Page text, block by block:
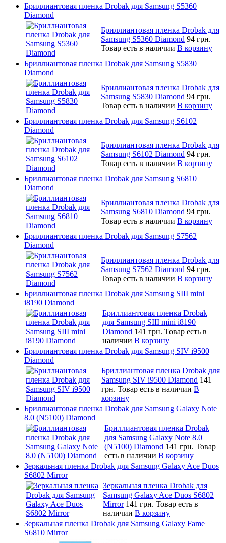
Бриллиантовая пленка Drobak для Samsung S5360
Diamond
Бриллиантовая пленка Drobak для
Samsung S5360 Diamond 94 грн.
Товар есть в наличии В корзину
Бриллиантовая пленка Drobak для Samsung S5830
Diamond
Бриллиантовая пленка Drobak для
Samsung S5830 Diamond 94 грн.
Товар есть в наличии В корзину
Бриллиантовая пленка Drobak для Samsung S6102
Diamond
Бриллиантовая пленка Drobak для
Samsung S6102 Diamond 94 грн.
Товар есть в наличии В корзину
Бриллиантовая пленка Drobak для Samsung S6810
Diamond
Бриллиантовая пленка Drobak для
Samsung S6810 Diamond 94 грн.
Товар есть в наличии В корзину
Бриллиантовая пленка Drobak для Samsung S7562
Diamond
Бриллиантовая пленка Drobak для
Samsung S7562 Diamond 94 грн.
Товар есть в наличии В корзину
Бриллиантовая пленка Drobak для Samsung SIII mini
i8190 Diamond
Бриллиантовая пленка Drobak
для Samsung SIII mini i8190
Diamond 141 грн. Товар есть в
наличии В корзину
Бриллиантовая пленка Drobak для Samsung SIV i9500
Diamond
Бриллиантовая пленка Drobak для
Samsung SIV i9500 Diamond 141
грн. Товар есть в наличии В
корзину
Бриллиантовая пленка Drobak для Samsung Galaxy Note
8.0 (N5100) Diamond
Бриллиантовая пленка Drobak
для Samsung Galaxy Note 8.0
(N5100) Diamond 141 грн. Товар
есть в наличии В корзину
Зеркальная пленка Drobak для Samsung Galaxy Ace Duos
S6802 Mirror
Зеркальная пленка Drobak для
Samsung Galaxy Ace Duos S6802
Mirror 141 грн. Товар есть в
наличии В корзину
Зеркальная пленка Drobak для Samsung Galaxy Fame
S6810 Mirror